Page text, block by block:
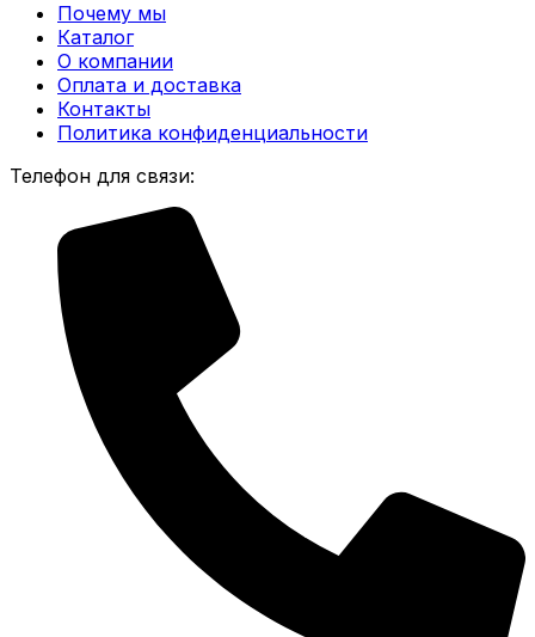
Почему мы
Каталог
О компании
Оплата и доставка
Контакты
Политика конфиденциальности
Телефон для связи: